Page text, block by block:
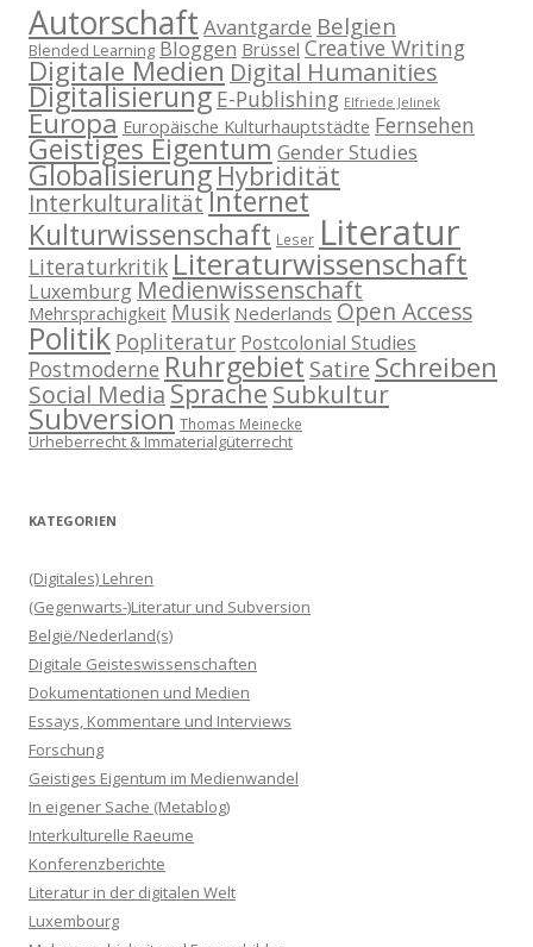
Autorschaft Avantgarde Belgien
Blended Learning Bloggen Brüssel Creative Writing
Digitale Medien Digital Humanities
Digitalisierung E-Publishing Elfriede Jelinek
Europa Europäische Kulturhauptstädte Fernsehen
Geistiges Eigentum Gender Studies
GlobalisierungHybridität
InterkulturalitätInternet
Kulturwissenschaft Leser Literatur
LiteraturkritikLiteraturwissenschaft
Luxemburg Medienwissenschaft
Mehrsprachigkeit Musik Nederlands Open Access
Politik Popliteratur Postcolonial Studies
Postmoderne Ruhrgebiet Satire Schreiben
Social MediaSpracheSubkultur
Subversion Thomas Meinecke
Urheberrecht & Immaterialgüterrecht
KATEGORIEN
(Digitales) Lehren
(Gegenwarts-)Literatur und Subversion
België/Nederland(s)
Digitale Geisteswissenschaften
Dokumentationen und Medien
Essays, Kommentare und Interviews
Forschung
Geistiges Eigentum im Medienwandel
In eigener Sache (Metablog)
Interkulturelle Raeume
Konferenzberichte
Literatur in der digitalen Welt
Luxembourg